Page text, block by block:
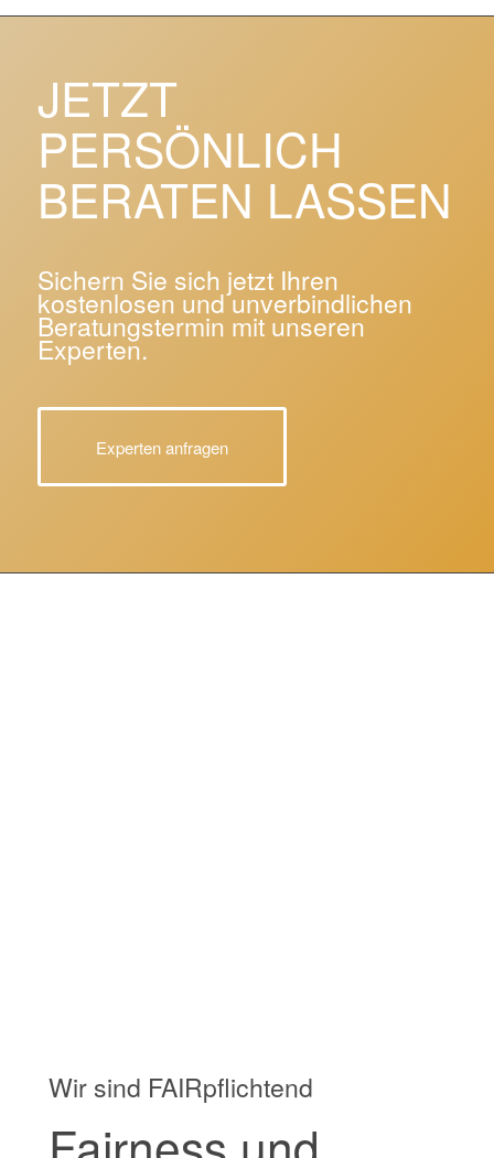
JETZT
PERSÖNLICH
BERATEN LASSEN
Sichern Sie sich jetzt Ihren
kostenlosen und unverbindlichen
Beratungstermin mit unseren
Experten.
Experten anfragen
Wir sind FAIRpflichtend